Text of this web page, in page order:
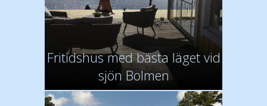
Fritidshus med bästa läget vid
sjön Bolmen